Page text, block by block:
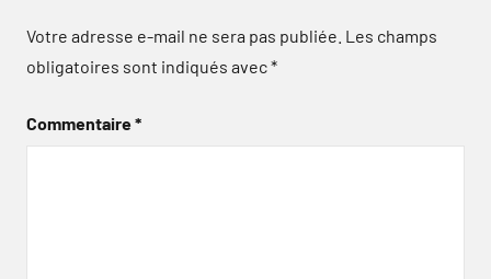
Votre adresse e-mail ne sera pas publiée. Les champs
obligatoires sont indiqués avec*
Commentaire*